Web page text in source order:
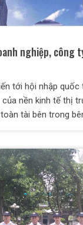
nghiệp, công
tới hội nhập quốc
nền kinh tế thị
tài bên trong
trên và đảm